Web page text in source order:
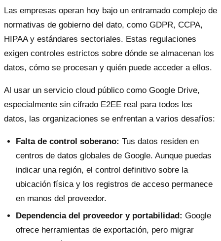
Las empresas operan hoy bajo un entramado complejo de
normativas de gobierno del dato, como GDPR, CCPA,
HIPAA y estándares sectoriales. Estas regulaciones
exigen controles estrictos sobre dónde se almacenan los
datos, cómo se procesan y quién puede acceder a ellos.
Al usar un servicio cloud público como Google Drive,
especialmente sin cifrado E2EE real para todos los
datos, las organizaciones se enfrentan a varios desafíos:
Falta de control soberano: Tus datos residen en
centros de datos globales de Google. Aunque puedas
indicar una región, el control definitivo sobre la
ubicación física y los registros de acceso permanece
en manos del proveedor.
Dependencia del proveedor y portabilidad: Google
ofrece herramientas de exportación, pero migrar